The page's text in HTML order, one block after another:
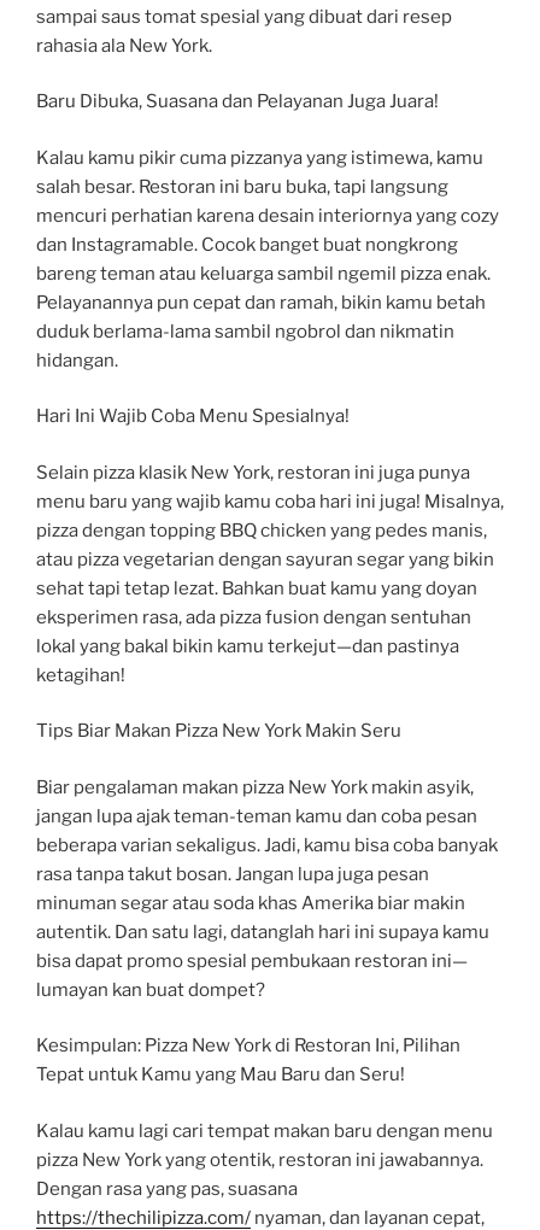
sampai saus tomat spesial yang dibuat dari resep
rahasia ala New York.
Baru Dibuka, Suasana dan Pelayanan Juga Juara!
Kalau kamu pikir cuma pizzanya yang istimewa, kamu
salah besar. Restoran ini baru buka, tapi langsung
mencuri perhatian karena desain interiornya yang cozy
dan Instagramable. Cocok banget buat nongkrong
bareng teman atau keluarga sambil ngemil pizza enak.
Pelayanannya pun cepat dan ramah, bikin kamu betah
duduk berlama-lama sambil ngobrol dan nikmatin
hidangan.
Hari Ini Wajib Coba Menu Spesialnya!
Selain pizza klasik New York, restoran ini juga punya
menu baru yang wajib kamu coba hari ini juga! Misalnya,
pizza dengan topping BBQ chicken yang pedes manis,
atau pizza vegetarian dengan sayuran segar yang bikin
sehat tapi tetap lezat. Bahkan buat kamu yang doyan
eksperimen rasa, ada pizza fusion dengan sentuhan
lokal yang bakal bikin kamu terkejut—dan pastinya
ketagihan!
Tips Biar Makan Pizza New York Makin Seru
Biar pengalaman makan pizza New York makin asyik,
jangan lupa ajak teman-teman kamu dan coba pesan
beberapa varian sekaligus. Jadi, kamu bisa coba banyak
rasa tanpa takut bosan. Jangan lupa juga pesan
minuman segar atau soda khas Amerika biar makin
autentik. Dan satu lagi, datanglah hari ini supaya kamu
bisa dapat promo spesial pembukaan restoran ini—
lumayan kan buat dompet?
Kesimpulan: Pizza New York di Restoran Ini, Pilihan
Tepat untuk Kamu yang Mau Baru dan Seru!
Kalau kamu lagi cari tempat makan baru dengan menu
pizza New York yang otentik, restoran ini jawabannya.
Dengan rasa yang pas, suasana
https://thechilipizza.com/ nyaman, dan layanan cepat,